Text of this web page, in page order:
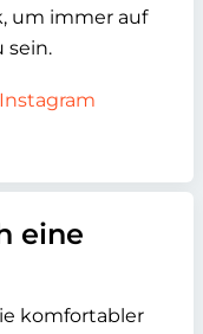
um immer auf
sein.
Instagram
eine
komfortabler